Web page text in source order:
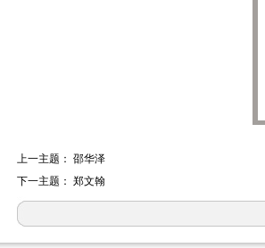
上一主题： 邵华泽
下一主题： 郑文翰